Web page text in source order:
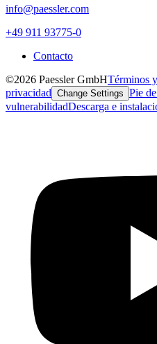
info@paessler.com
+49 911 93775-0
Contacto
©2026 Paessler GmbHTérminos
privacidad Change Settings Pie
vulnerabilidadDescarga e